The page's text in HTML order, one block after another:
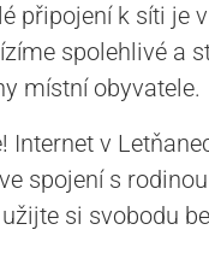
připojení k síti je
spolehlivé a
místní obyvatele.
Internet v
spojení s
si svobodu